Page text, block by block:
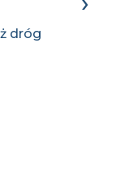
dróg